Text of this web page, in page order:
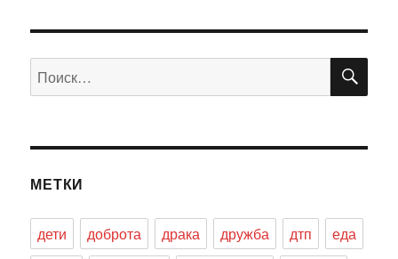
Искать:
МЕТКИ
дети доброта драка дружба дтп
еда